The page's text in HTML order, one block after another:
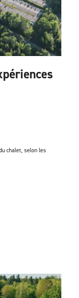
chalet, selon les